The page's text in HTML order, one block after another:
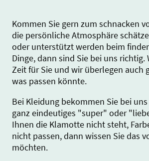
Kommen Sie gern zum schnacken
die persönliche Atmosphäre
oder unterstützt werden beim
Dinge, dann sind Sie bei uns richtig.
Zeit für Sie und wir überlegen auch
was passen könnte.
Bei Kleidung bekommen Sie bei
ganz eindeutiges "super" oder
Ihnen die Klamotte nicht steht,
nicht passen, dann wissen Sie das
möchten.